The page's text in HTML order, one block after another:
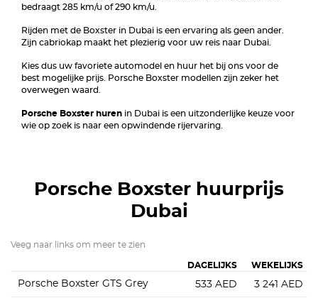
bedraagt 285 km/u of 290 km/u.
Rijden met de Boxster in Dubai is een ervaring als geen ander.
Zijn cabriokap maakt het plezierig voor uw reis naar Dubai.
Kies dus uw favoriete automodel en huur het bij ons voor de
best mogelijke prijs. Porsche Boxster modellen zijn zeker het
overwegen waard.
Porsche Boxster huren in Dubai is een uitzonderlijke keuze voor
wie op zoek is naar een opwindende rijervaring.
Porsche Boxster huurprijs
Dubai
Veeg naar links om meer te zien
DAGELIJKS WEKELIJKS
Porsche Boxster GTS Grey 533 AED 3 241 AED